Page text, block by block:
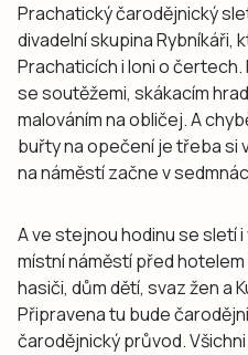
Prachatický čarodějnický
divadelní skupina Rybníkáři,
Prachaticích i loni o
se soutěžemi, skákacím
malováním na obličej. A
buřty na opečení je třeba si
na náměstí začne v
A ve stejnou hodinu se sletí
místní náměstí před
hasiči, dům dětí, svaz žen a
Připravena tu bude
čarodějnický průvod.